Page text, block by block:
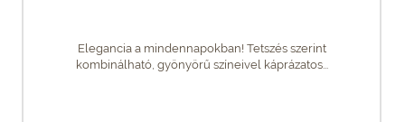
Elegancia a mindennapokban! Tetszés szerint
kombinálható, gyönyörű színeivel káprázatos...